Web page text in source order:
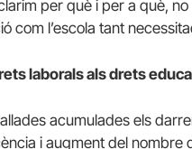
per què i per a què,
com l’escola tant
laborals als drets
acumulades els
i augment del nombre